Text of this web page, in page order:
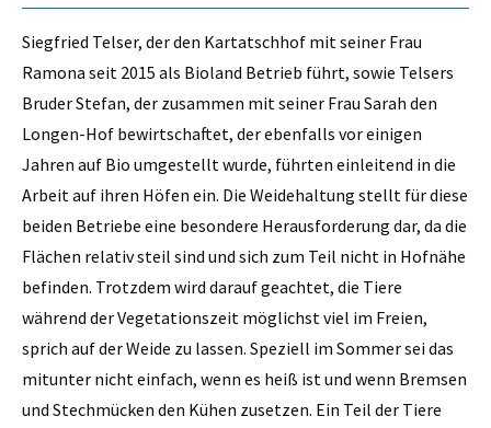
Siegfried Telser, der den Kartatschhof mit seiner Frau
Ramona seit 2015 als Bioland Betrieb führt, sowie Telsers
Bruder Stefan, der zusammen mit seiner Frau Sarah den
Longen-Hof bewirtschaftet, der ebenfalls vor einigen
Jahren auf Bio umgestellt wurde, führten einleitend in die
Arbeit auf ihren Höfen ein. Die Weidehaltung stellt für diese
beiden Betriebe eine besondere Herausforderung dar, da die
Flächen relativ steil sind und sich zum Teil nicht in Hofnähe
befinden. Trotzdem wird darauf geachtet, die Tiere
während der Vegetationszeit möglichst viel im Freien,
sprich auf der Weide zu lassen. Speziell im Sommer sei das
mitunter nicht einfach, wenn es heiß ist und wenn Bremsen
und Stechmücken den Kühen zusetzen. Ein Teil der Tiere